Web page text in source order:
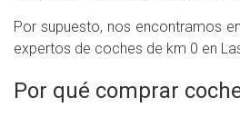
Por supuesto, nos encontramos
expertos de coches de km 0 en
Por qué comprar